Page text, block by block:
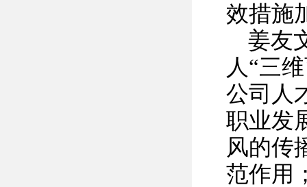
效措施
姜友
人“三
公司人
职业发
风的传
范作用